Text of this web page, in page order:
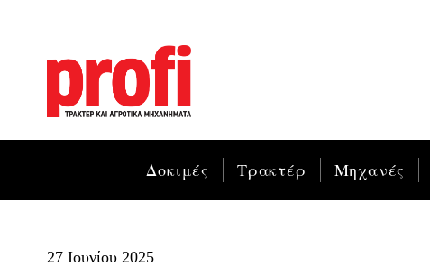
Δοκιμές Τρακτέρ Μηχανές
27 Ιουνίου 2025